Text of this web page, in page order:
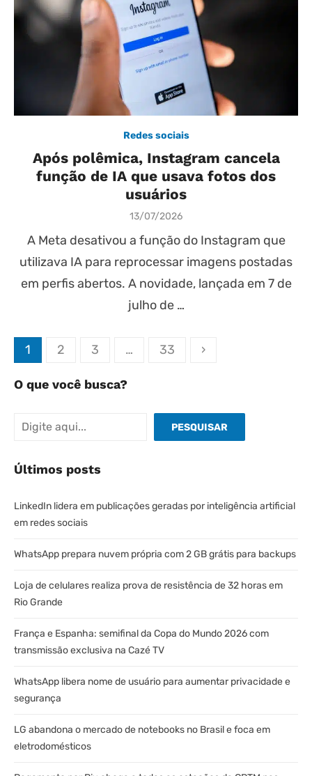
Redes sociais
Após polêmica, Instagram cancela
função de IA que usava fotos dos
usuários
Posted
13/07/2026
A Meta desativou a função do Instagram que
utilizava IA para reprocessar imagens postadas
em perfis abertos. A novidade, lançada em 7 de
julho de …
Paginação
de
posts
1 2 3 … 33 ›
O que você busca?
Pesquisar
PESQUISAR
Últimos posts
LinkedIn lidera em publicações geradas por inteligência artificial
em redes sociais
WhatsApp prepara nuvem própria com 2 GB grátis para backups
Loja de celulares realiza prova de resistência de 32 horas em
Rio Grande
França e Espanha: semifinal da Copa do Mundo 2026 com
transmissão exclusiva na Cazé TV
WhatsApp libera nome de usuário para aumentar privacidade e
segurança
LG abandona o mercado de notebooks no Brasil e foca em
eletrodomésticos